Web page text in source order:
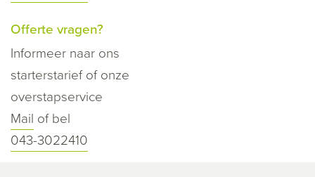
Offerte vragen?
Informeer naar ons
starterstarief of onze
overstapservice
Mail of bel
043-3022410